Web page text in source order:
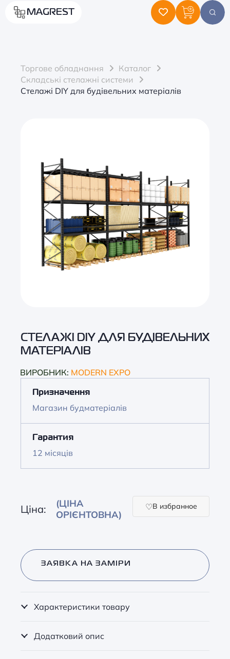
MAGREST
Торгове обладнання
Каталог
Складські стелажні системи
Стелажі DIY для будівельних матеріалів
СТЕЛАЖІ DIY ДЛЯ БУДІВЕЛЬНИХ
МАТЕРІАЛІВ
ВИРОБНИК: MODERN EXPO
Призначення
Магазин будматеріалів
Гарантия
12 місяців
Ціна:
(ЦІНА
ОРІЄНТОВНА)
В избранное
ЗАЯВКА НА ЗАМІРИ
Характеристики товару
Додатковий опис